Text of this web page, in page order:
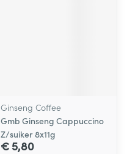
Ginseng Coffee
Gmb Ginseng Cappuccino
Z/suiker 8x11g
€ 5,80